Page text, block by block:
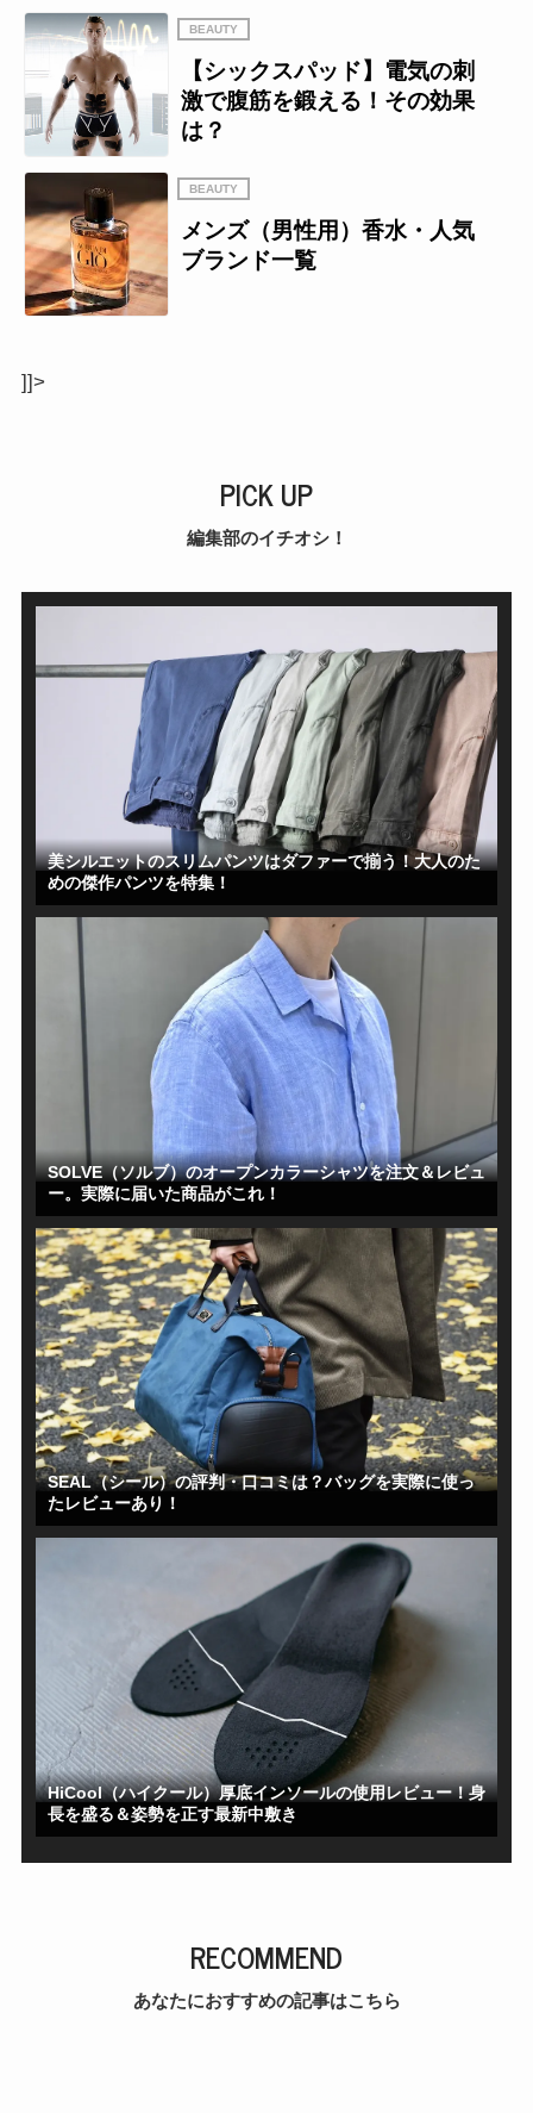
BEAUTY
【シックスパッド】電気の刺
激で腹筋を鍛える！その効果
は？
BEAUTY
メンズ（男性用）香水・人気
ブランド一覧
]]>
PICK UP
編集部のイチオシ！
美シルエットのスリムパンツはダファーで揃う！大人のた
めの傑作パンツを特集！
SOLVE（ソルブ）のオープンカラーシャツを注文＆レビュ
ー。実際に届いた商品がこれ！
SEAL（シール）の評判・口コミは？バッグを実際に使っ
たレビューあり！
HiCool（ハイクール）厚底インソールの使用レビュー！身
長を盛る＆姿勢を正す最新中敷き
RECOMMEND
あなたにおすすめの記事はこちら